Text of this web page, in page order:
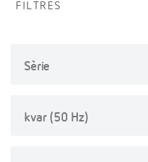
FILTRES
Sèrie
kvar (50 Hz)